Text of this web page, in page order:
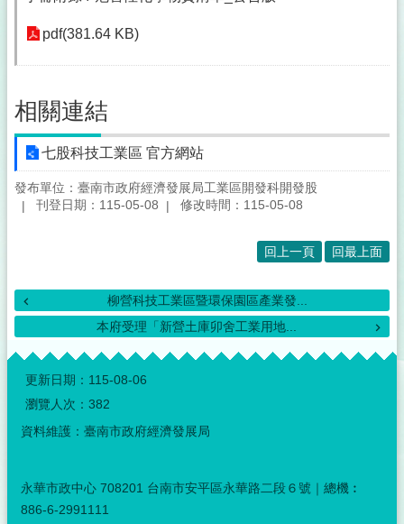
pdf(381.64 KB)
相關連結
七股科技工業區 官方網站
發布單位：臺南市政府經濟發展局工業區開發科開發股
刊登日期：115-05-08
修改時間：115-05-08
回上一頁 回最上面
柳營科技工業區暨環保園區產業發...
本府受理「新營土庫卯舍工業用地...
:::
更新日期： 115-08-06
瀏覽人次： 382
資料維護：臺南市政府經濟發展局
永華市政中心 708201 台南市安平區永華路二段６號｜總機︰
886-6-2991111